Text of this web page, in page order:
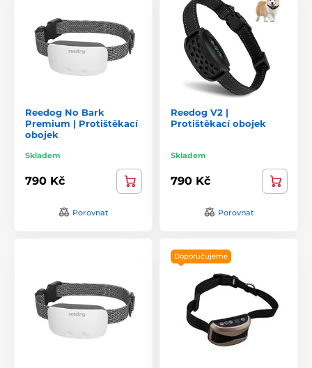
Reedog No Bark
Premium | Protištěkací
obojek
Skladem
790 Kč
Porovnat
Reedog V2 |
Protištěkací obojek
Skladem
790 Kč
Porovnat
Doporučujeme